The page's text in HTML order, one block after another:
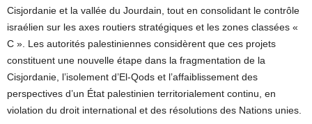
Cisjordanie et la vallée du Jourdain, tout en consolidant le contrôle
israélien sur les axes routiers stratégiques et les zones classées «
C ». Les autorités palestiniennes considèrent que ces projets
constituent une nouvelle étape dans la fragmentation de la
Cisjordanie, l’isolement d’El-Qods et l’affaiblissement des
perspectives d’un État palestinien territorialement continu, en
violation du droit international et des résolutions des Nations unies.